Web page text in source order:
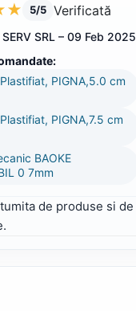
★ 5/5 Verificată
SRL – 09 Feb 2025
PIGNA,5.0 cm
PIGNA,7.5 cm
BAOKE
0 7mm
de produse si de